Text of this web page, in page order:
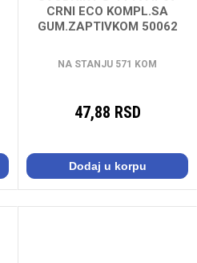
CRNI ECO KOMPL.SA
GUM.ZAPTIVKOM 50062
NA STANJU 571 KOM
47,88 RSD
Dodaj u korpu